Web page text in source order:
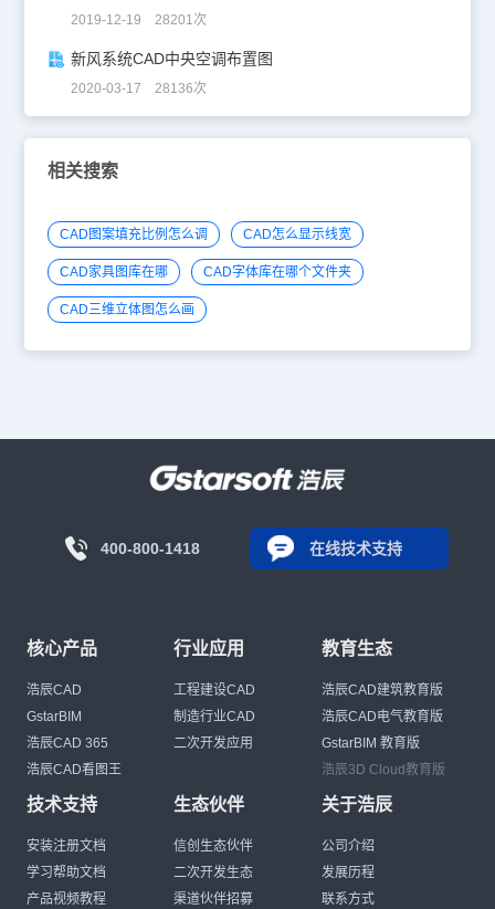
2019-12-19 28201次
新风系统CAD中央空调布置图
2020-03-17 28136次
相关搜索
CAD图案填充比例怎么调 CAD怎么显示线宽
CAD家具图库在哪 CAD字体库在哪个文件夹
CAD三维立体图怎么画
400-800-1418 在线技术支持
核心产品
浩辰CAD
GstarBIM
浩辰CAD 365
浩辰CAD看图王
行业应用
工程建设CAD
制造行业CAD
二次开发应用
教育生态
浩辰CAD建筑教育版
浩辰CAD电气教育版
GstarBIM 教育版
浩辰3D Cloud教育版
技术支持
安装注册文档
学习帮助文档
产品视频教程
生态伙伴
信创生态伙伴
二次开发生态
渠道伙伴招募
关于浩辰
公司介绍
发展历程
联系方式